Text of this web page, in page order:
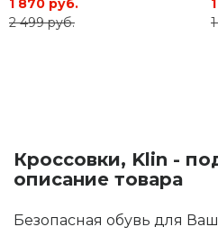
1 870 руб.
2 499 руб.
Кроссовки, Klin -
описание товара
Безопасная обувь для